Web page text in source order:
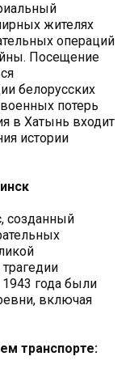
жителях
операций
Посещение
белорусских
потерь
в Хатынь входит
истории
созданный
1943 года были
включая
транспорте: